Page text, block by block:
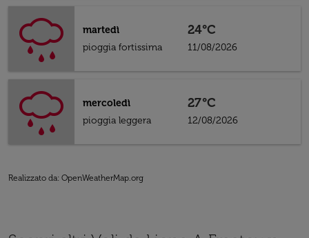
martedì
pioggia fortissima
24°C
11/08/2026
mercoledì
pioggia leggera
27°C
12/08/2026
Realizzato da: OpenWeatherMap.org